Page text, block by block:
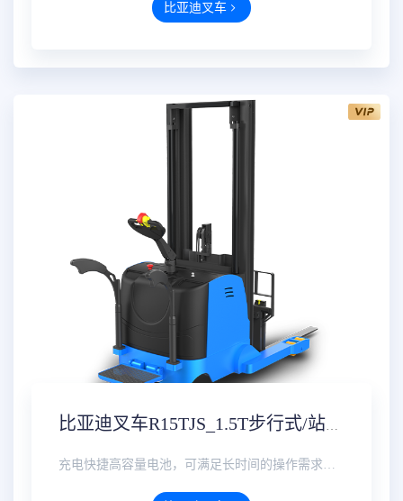
比亚迪叉车
比亚迪叉车R15TJS_1.5T步行式/站驾式前移车价格参数配置报价
充电快捷高容量电池，可满足长时间的操作需求；配置**标准充电口，充电便捷省事，高效安全。操作简单多功···